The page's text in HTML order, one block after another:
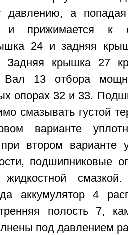
давлению, а
и прижимается к
24 и задняя
Задняя крышка 27
13 отбора
опорах 32 и 33.
смазывать густой
варианте
втором варианте
подшипниковые
жидкостной
аккумулятор 4
полость 7,
под давлением